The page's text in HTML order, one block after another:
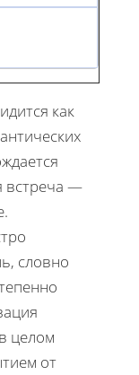
как
встреча —
словно
целом
от